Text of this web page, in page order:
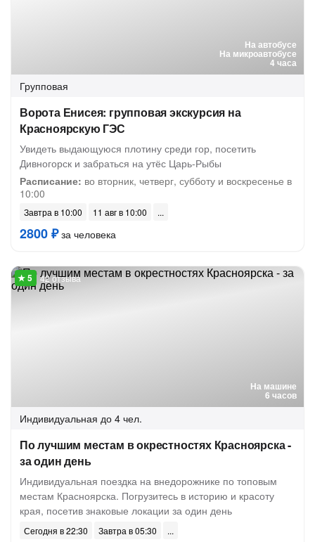
На автобусе
На микроавтобусе
4 часа
Групповая
Ворота Енисея: групповая экскурсия на
Красноярскую ГЭС
Увидеть выдающуюся плотину среди гор, посетить
Дивногорск и забраться на утёс Царь-Рыбы
Расписание: во вторник, четверг, субботу и воскресенье в
10:00
Завтра в 10:00 11 авг в 10:00
2800 ₽за человека
На машине
6 часов
42 отзыва
Индивидуальная до 4 чел.
По лучшим местам в окрестностях Красноярска -
за один день
Индивидуальная поездка на внедорожнике по топовым
местам Красноярска. Погрузитесь в историю и красоту
края, посетив знаковые локации за один день
Сегодня в 22:30
Завтра в 05:30